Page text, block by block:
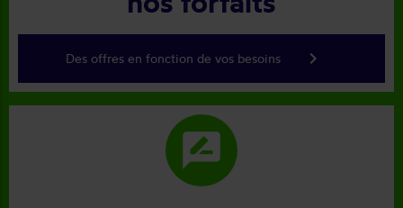
Des offres en fonction de vos besoins keyboard_arrow_right
rate_review